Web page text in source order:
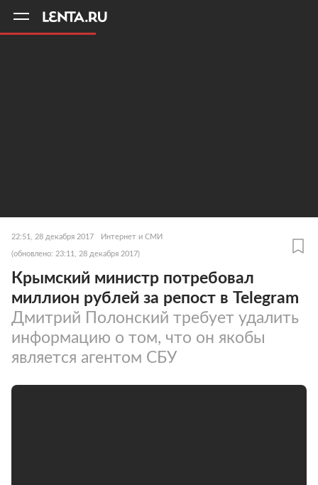
22:51, 28 декабря 2017 Интернет и СМИ
(обновлено: 23:11, 28 декабря 2017)
Крымский министр потребовал
миллион рублей за репост в Telegram
Дмитрий Полонский требует удалить
информацию о том, что он якобы
является агентом СБУ